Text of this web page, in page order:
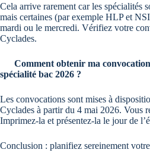
Cela arrive rarement car les spécialités
mais certaines (par exemple HLP et
mardi ou le mercredi. Vérifiez votre
Cyclades.
Comment obtenir ma
spécialité bac 2026 ?
Les convocations sont mises à
Cyclades à partir du 4 mai 2026. Vous
Imprimez-la et présentez-la le jour de
Conclusion : planifiez sereinement